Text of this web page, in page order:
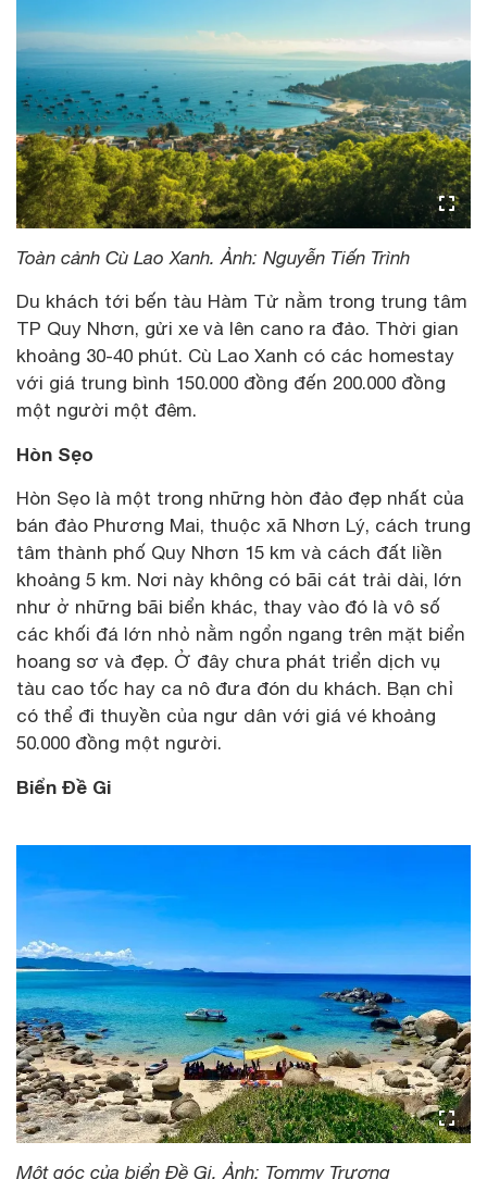
Toàn cảnh Cù Lao Xanh. Ảnh: Nguyễn Tiến Trình
Du khách tới bến tàu Hàm Tử nằm trong trung tâm
TP Quy Nhơn, gửi xe và lên cano ra đảo. Thời gian
khoảng 30-40 phút. Cù Lao Xanh có các homestay
với giá trung bình 150.000 đồng đến 200.000 đồng
một người một đêm.
Hòn Sẹo
Hòn Sẹo là một trong những hòn đảo đẹp nhất của
bán đảo Phương Mai, thuộc xã Nhơn Lý, cách trung
tâm thành phố Quy Nhơn 15 km và cách đất liền
khoảng 5 km. Nơi này không có bãi cát trải dài, lớn
như ở những bãi biển khác, thay vào đó là vô số
các khối đá lớn nhỏ nằm ngổn ngang trên mặt biển
hoang sơ và đẹp. Ở đây chưa phát triển dịch vụ
tàu cao tốc hay ca nô đưa đón du khách. Bạn chỉ
có thể đi thuyền của ngư dân với giá vé khoảng
50.000 đồng một người.
Biển Đề Gi
Một góc của biển Đề Gi. Ảnh: Tommy Trương